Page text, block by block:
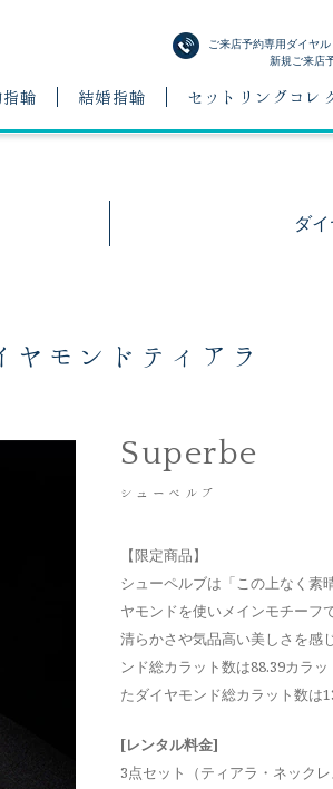
ご来店予約専用ダイヤル
新規ご来店
輪 結婚指輪 セットリングコレ
ダ
ヤモンドティアラ
Superbe
シューペルブ
【限定商品】
シューペルブは「この上なく素
ヤモンドを使いメインモチーフ
清らかさや気品高い美しさを感
ンド総カラット数は88.39カラ
たダイヤモンド総カラット数は
[レンタル料金]
3点セット（ティアラ・ネック